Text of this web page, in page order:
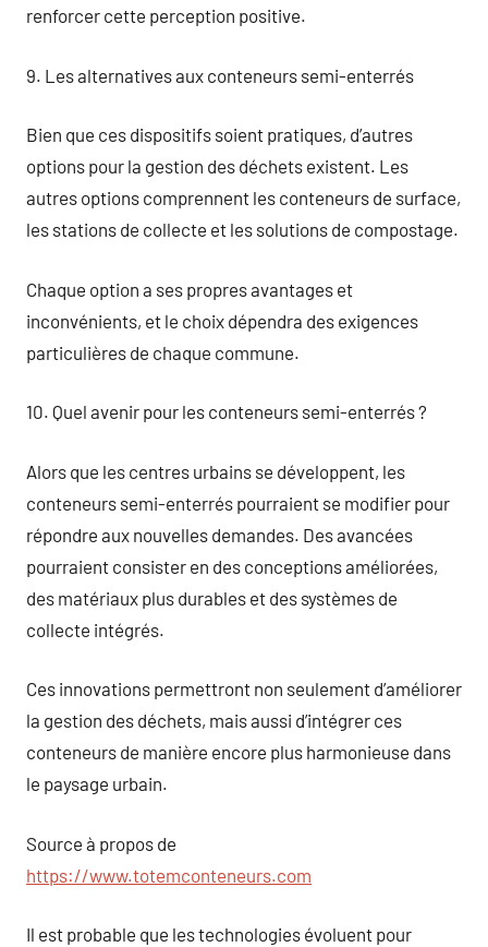
renforcer cette perception positive.
9. Les alternatives aux conteneurs semi-enterrés
Bien que ces dispositifs soient pratiques, d’autres
options pour la gestion des déchets existent. Les
autres options comprennent les conteneurs de surface,
les stations de collecte et les solutions de compostage.
Chaque option a ses propres avantages et
inconvénients, et le choix dépendra des exigences
particulières de chaque commune.
10. Quel avenir pour les conteneurs semi-enterrés ?
Alors que les centres urbains se développent, les
conteneurs semi-enterrés pourraient se modifier pour
répondre aux nouvelles demandes. Des avancées
pourraient consister en des conceptions améliorées,
des matériaux plus durables et des systèmes de
collecte intégrés.
Ces innovations permettront non seulement d’améliorer
la gestion des déchets, mais aussi d’intégrer ces
conteneurs de manière encore plus harmonieuse dans
le paysage urbain.
Source à propos de
https://www.totemconteneurs.com
Il est probable que les technologies évoluent pour